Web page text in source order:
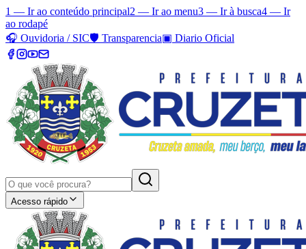
1 — Ir ao conteúdo principal2 — Ir ao menu3 — Ir à busca4 — Ir
ao rodapé
🎧 Ouvidoria / SIC🛡️ Transparencia▣ Diario Oficial
Acesso rápido